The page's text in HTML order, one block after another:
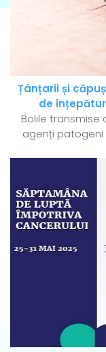
Țânțarii și
de
Bolile
agenți patogeni